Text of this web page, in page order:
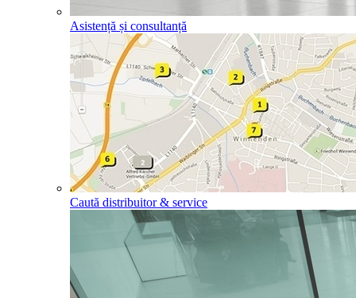
Asistență și consultanță
Caută distribuitor & service